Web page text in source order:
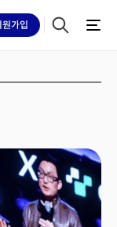
원가입